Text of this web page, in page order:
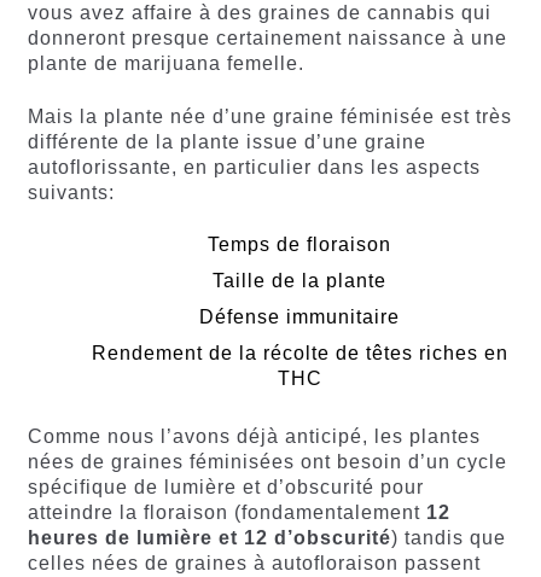
vous avez affaire à des graines de cannabis qui
donneront presque certainement naissance à une
plante de marijuana femelle.
Mais la plante née d’une graine féminisée est très
différente de la plante issue d’une graine
autoflorissante, en particulier dans les aspects
suivants:
Temps de floraison
Taille de la plante
Défense immunitaire
Rendement de la récolte de têtes riches en
THC
Comme nous l’avons déjà anticipé, les plantes
nées de graines féminisées ont besoin d’un cycle
spécifique de lumière et d’obscurité pour
atteindre la floraison (fondamentalement 12
heures de lumière et 12 d’obscurité) tandis que
celles nées de graines à autofloraison passent